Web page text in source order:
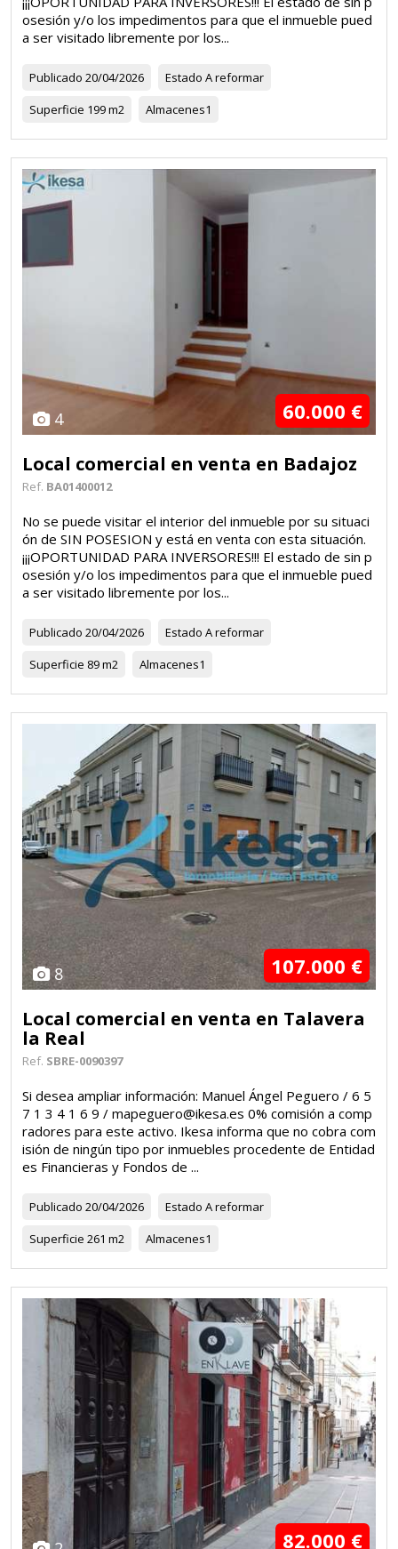
osesión y/o los impedimentos para que el inmueble pued
a ser visitado libremente por los...
Publicado 20/04/2026 Estado A reformar
Superficie 199 m2 Almacenes1
4 60.000 €
Local comercial en venta en Badajoz
Ref. BA01400012
No se puede visitar el interior del inmueble por su situaci
ón de SIN POSESION y está en venta con esta situación.
¡¡¡OPORTUNIDAD PARA INVERSORES!!! El estado de sin p
osesión y/o los impedimentos para que el inmueble pued
a ser visitado libremente por los...
Publicado 20/04/2026 Estado A reformar
Superficie 89 m2 Almacenes1
8 107.000 €
Local comercial en venta en Talavera
la Real
Ref. SBRE-0090397
Si desea ampliar información: Manuel Ángel Peguero / 6 5
7 1 3 4 1 6 9 / mapeguero@ikesa.es 0% comisión a comp
radores para este activo. Ikesa informa que no cobra com
isión de ningún tipo por inmuebles procedente de Entidad
es Financieras y Fondos de ...
Publicado 20/04/2026 Estado A reformar
Superficie 261 m2 Almacenes1
82.000 €